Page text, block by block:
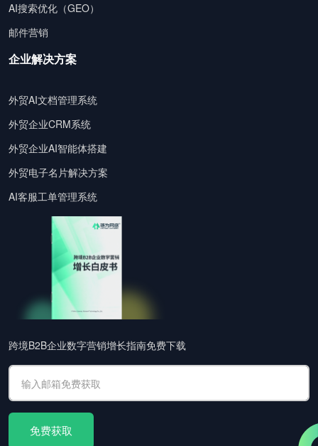
AI搜索优化（GEO）
邮件营销
企业解决方案
外贸AI文档管理系统
外贸企业CRM系统
外贸企业AI智能体搭建
外贸电子名片解决方案
AI客服工单管理系统
跨境B2B企业数字营销增长指南免费下载